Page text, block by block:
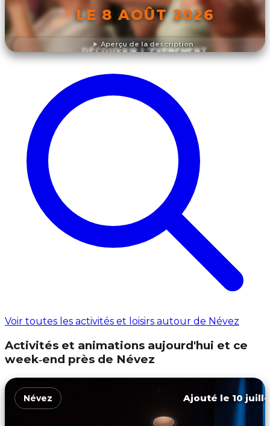
Aperçu de la description
LE 8 AOÛT 2026
DÉCOUVRIR L'ÉVÉNEMENT
Voir toutes les activités et loisirs autour de Névez
Activités et animations aujourd'hui et ce
week‑end près de Névez
Névez Ajouté le 10